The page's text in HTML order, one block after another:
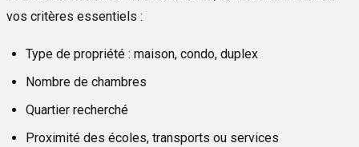
vos critères essentiels :
Type de propriété : maison, condo, duplex
Nombre de chambres
Quartier recherché
Proximité des écoles, transports ou services